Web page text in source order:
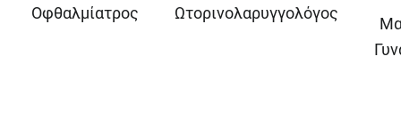
Οφθαλμίατρος
Ωτορινολαρυγγολόγος